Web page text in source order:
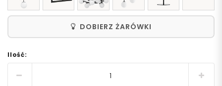
DOBIERZ ŻARÓWKI
Ilość: